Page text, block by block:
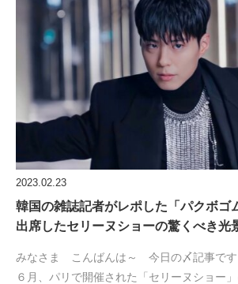
2023.02.23
韓国の雑誌記者がレポした「パクボゴ
出席したセリーヌショーの驚くべき光
みなさま こんばんは～ 今日の〆記事で
６月、パリで開催された「セリーヌショー